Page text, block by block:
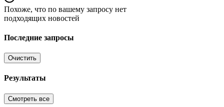
Похоже, что по вашему запросу нет
подходящих новостей
Последние запросы
Очистить
Результаты
Смотреть все